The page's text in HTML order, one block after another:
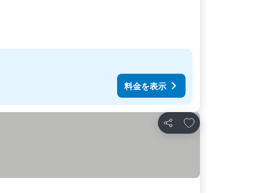
料金を表示
シェア
お気に入りに追加